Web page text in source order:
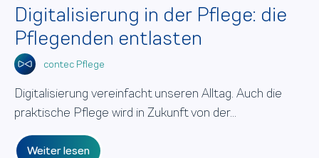
Digitalisierung in der Pflege: die
Pflegenden entlasten
contec Pflege
Digitalisierung vereinfacht unseren Alltag. Auch die
praktische Pflege wird in Zukunft von der...
Weiter lesen